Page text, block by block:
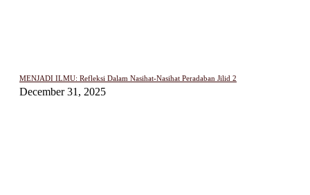
MENJADI ILMU: Refleksi Dalam Nasihat-Nasihat Peradaban Jilid 2
December 31, 2025